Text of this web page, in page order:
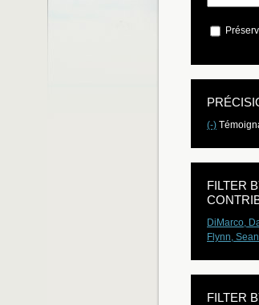
(-)
FILTER
DiMarco,
Flynn,
FILTER